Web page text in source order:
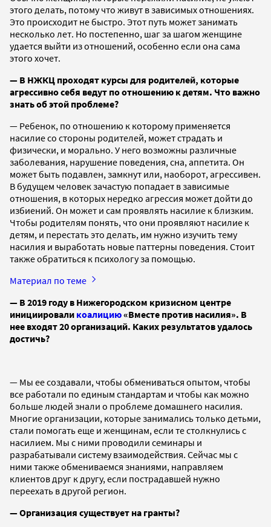
этого делать, потому что живут в зависимых отношениях.
Это происходит не быстро. Этот путь может занимать
несколько лет. Но постепенно, шаг за шагом женщине
удается выйти из отношений, особенно если она сама
этого хочет.
— В НЖКЦ проходят курсы для родителей, которые
агрессивно себя ведут по отношению к детям. Что важно
знать об этой проблеме?
— Ребенок, по отношению к которому применяется
насилие со стороны родителей, может страдать и
физически, и морально. У него возможны различные
заболевания, нарушение поведения, сна, аппетита. Он
может быть подавлен, замкнут или, наоборот, агрессивен.
В будущем человек зачастую попадает в зависимые
отношения, в которых нередко агрессия может дойти до
избиений. Он может и сам проявлять насилие к близким.
Чтобы родителям понять, что они проявляют насилие к
детям, и перестать это делать, им нужно изучить тему
насилия и выработать новые паттерны поведения. Стоит
также обратиться к психологу за помощью.
Материал по теме
— В 2019 году в Нижегородском кризисном центре
инициировали коалицию«Вместе против насилия». В
нее входят 20 организаций. Каких результатов удалось
достичь?
— Мы ее создавали, чтобы обмениваться опытом, чтобы
все работали по единым стандартам и чтобы как можно
больше людей знали о проблеме домашнего насилия.
Многие организации, которые занимались только детьми,
стали помогать еще и женщинам, если те столкнулись с
насилием. Мы с ними проводили семинары и
разрабатывали систему взаимодействия. Сейчас мы с
ними также обмениваемся знаниями, направляем
клиентов друг к другу, если пострадавшей нужно
переехать в другой регион.
— Организация существует на гранты?